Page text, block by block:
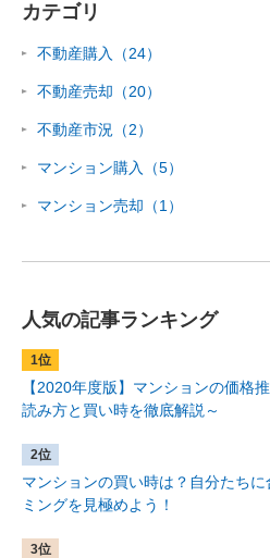
カテゴリ
不動産購入（24）
不動産売却（20）
不動産市況（2）
マンション購入（5）
マンション売却（1）
人気の記事ランキング
【2020年度版】マンションの価格
読み方と買い時を徹底解説～
マンションの買い時は？自分たちに
ミングを見極めよう！